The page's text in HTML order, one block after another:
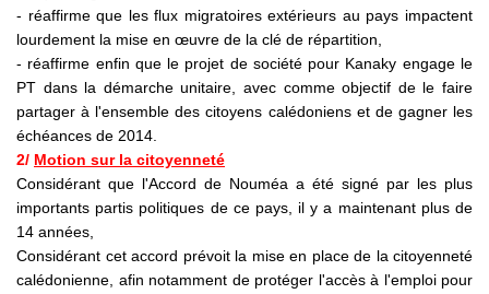
- réaffirme que les flux migratoires extérieurs au pays impactent
lourdement la mise en œuvre de la clé de répartition,
- réaffirme enfin que le projet de société pour Kanaky engage le
PT dans la démarche unitaire, avec comme objectif de le faire
partager à l'ensemble des citoyens calédoniens et de gagner les
échéances de 2014.
2/ Motion sur la citoyenneté
Considérant que l'Accord de Nouméa a été signé par les plus
importants partis politiques de ce pays, il y a maintenant plus de
14 années,
Considérant cet accord prévoit la mise en place de la citoyenneté
calédonienne, afin notamment de protéger l'accès à l'emploi pour